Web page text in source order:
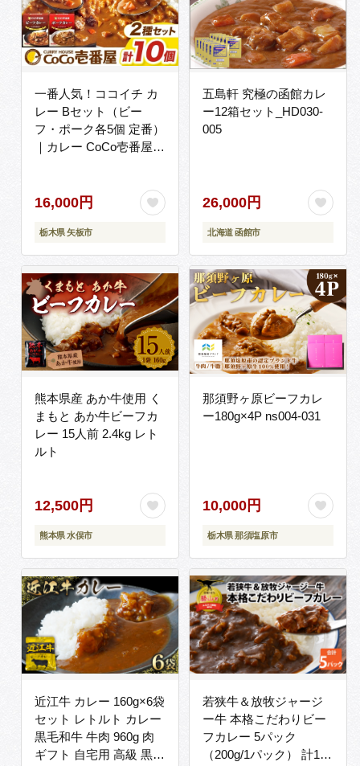
一番人気！ココイチ カ
レー Bセット（ビー
フ・ポーク各5個 定番）
｜カレー CoCo壱番屋
さと納税
16,000円
栃木県 矢板市
五島軒 究極の函館カレ
ー12箱セット_HD030-
005
26,000円
北海道 函館市
熊本県産 あか牛使用 く
まもと あか牛ビーフカ
レー 15人前 2.4kg レト
ルト
12,500円
熊本県 水俣市
那須野ヶ原ビーフカレ
ー180g×4P ns004-031
10,000円
栃木県 那須塩原市
近江牛 カレー 160g×6袋
セット レトルト カレー
黒毛和牛 牛肉 960g 肉
ギフト 自宅用 高級 黒毛
若狭牛＆放牧ジャージ
ー牛 本格こだわりビー
フカレー 5パック
（200g/1パック） 計1kg